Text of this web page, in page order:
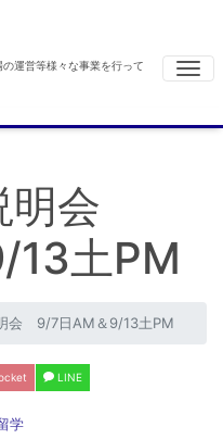
運営等様々な事業を行って
明会
13土PM
会 9/7日AM＆9/13土PM
LINE
学